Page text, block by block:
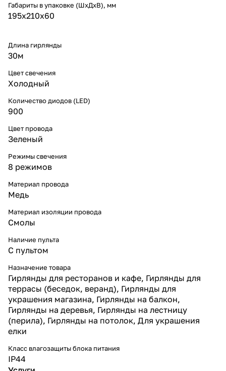
Габариты в упаковке (ШхДхВ), мм
195х210х60
Длина гирлянды
30м
Цвет свечения
Холодный
Количество диодов (LED)
900
Цвет провода
Зеленый
Режимы свечения
8 режимов
Материал провода
Медь
Материал изоляции провода
Смолы
Наличие пульта
С пультом
Назначение товара
Гирлянды для ресторанов и кафе, Гирлянды для
террасы (беседок, веранд), Гирлянды для
украшения магазина, Гирлянды на балкон,
Гирлянды на деревья, Гирлянды на лестницу
(перила), Гирлянды на потолок, Для украшения
елки
Класс влагозащиты блока питания
IP44